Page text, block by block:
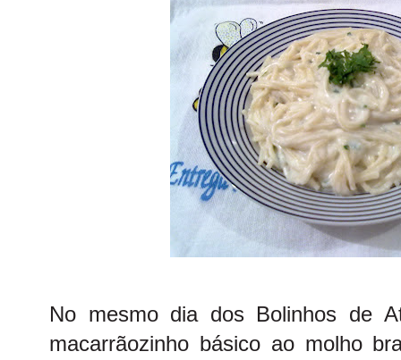
No mesmo dia dos Bolinhos de
macarrãozinho básico ao molho